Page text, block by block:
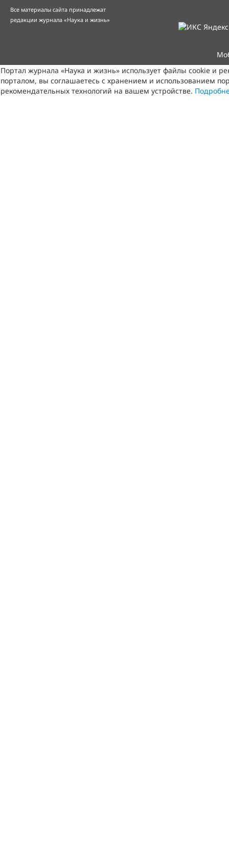
Все материалы сайта принадлежат
редакции журнала «Наука и жизнь»
Портал журнала «Наука и жизнь» использует файлы cookie и
порталом, вы соглашаетесь с хранением и использованием
рекомендательных технологий на вашем устройстве.